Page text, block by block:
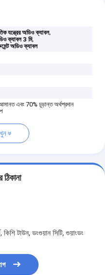
যন্ত্রের অডিও ক্যাবল,
ক্যাবল 3 মি,
অডিও ক্যাবল
এবং 70% চূড়ান্ত অর্থপ্রদান
টাউন, ডংগুয়ান সিটি, গুয়াংডং